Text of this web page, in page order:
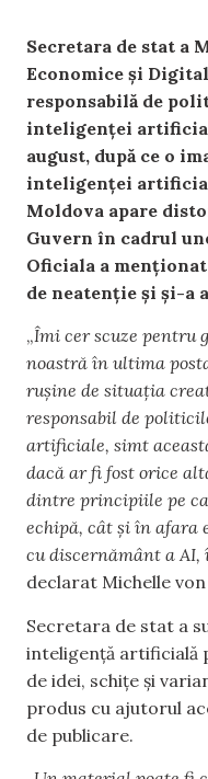
Secretara de stat a
Economice și
responsabilă de
inteligenței
august, după ce o
inteligenței
Moldova apare
Guvern în cadrul
Oficiala a
de neatenție și și-a
„Îmi cer scuze pentru
noastră în ultima
rușine de situația
responsabil de
artificiale, simt
dacă ar fi fost orice
dintre principiile pe
echipă, cât și în afara
cu discernământ a
declarat Michelle
Secretara de stat a
inteligență artificială
de idei, schițe și
produs cu ajutorul
de publicare.